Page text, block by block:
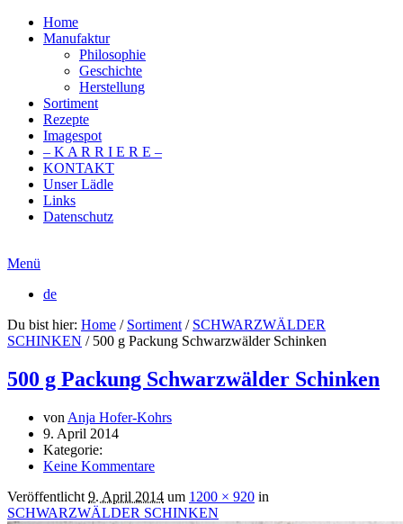
Home
Manufaktur
Philosophie
Geschichte
Herstellung
Sortiment
Rezepte
Imagespot
– K A R R I E R E –
KONTAKT
Unser Lädle
Links
Datenschutz
Menü
de
Du bist hier: Home / Sortiment / SCHWARZWÄLDER
SCHINKEN / 500 g Packung Schwarzwälder Schinken
500 g Packung Schwarzwälder Schinken
von Anja Hofer-Kohrs
9. April 2014
Kategorie:
Keine Kommentare
Veröffentlicht 9. April 2014 um 1200 × 920 in
SCHWARZWÄLDER SCHINKEN